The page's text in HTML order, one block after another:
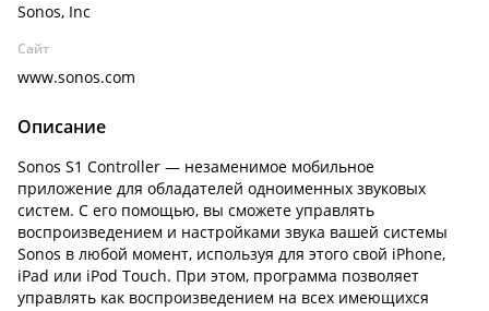
Sonos, Inc
Сайт
www.sonos.com
Описание
Sonos S1 Controller — незаменимое мобильное
приложение для обладателей одноименных звуковых
систем. С его помощью, вы сможете управлять
воспроизведением и настройками звука вашей системы
Sonos в любой момент, используя для этого свой iPhone,
iPad или iPod Touch. При этом, программа позволяет
управлять как воспроизведением на всех имеющихся